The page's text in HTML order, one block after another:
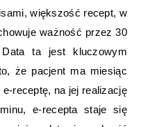
większość recept, w
ważność przez 30
ta jest kluczowym
że pacjent ma miesiąc
receptę, na jej realizację
e-recepta staje się